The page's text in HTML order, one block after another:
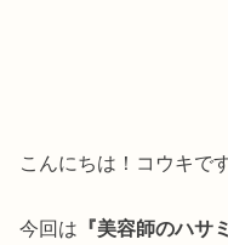
こんにちは！コウキです
今回は 『美容師のハサ